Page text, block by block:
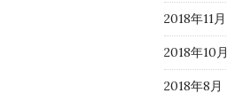
2018年11月
2018年10月
2018年8月